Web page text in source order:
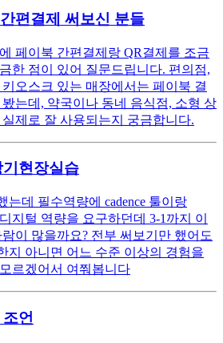
편결제 써보신 분들
페이북 간편결제랑 QR결제를 조금
한 점이 있어 질문드립니다. 편의점,
오스크 있는 매장에서는 페이북 결
는데, 약국이나 동네 음식점, 소형 상
제로 잘 사용되는지 궁금합니다.
현장실습
는데 필수역량에 cadence 툴이랑
지털 역량을 요구하던데 3-1까지 이
이 많을까요? 전부 써보기만 했어도
지 아니면 어느 수준 이상의 경험을
르겠어서 여쭤봅니다
언